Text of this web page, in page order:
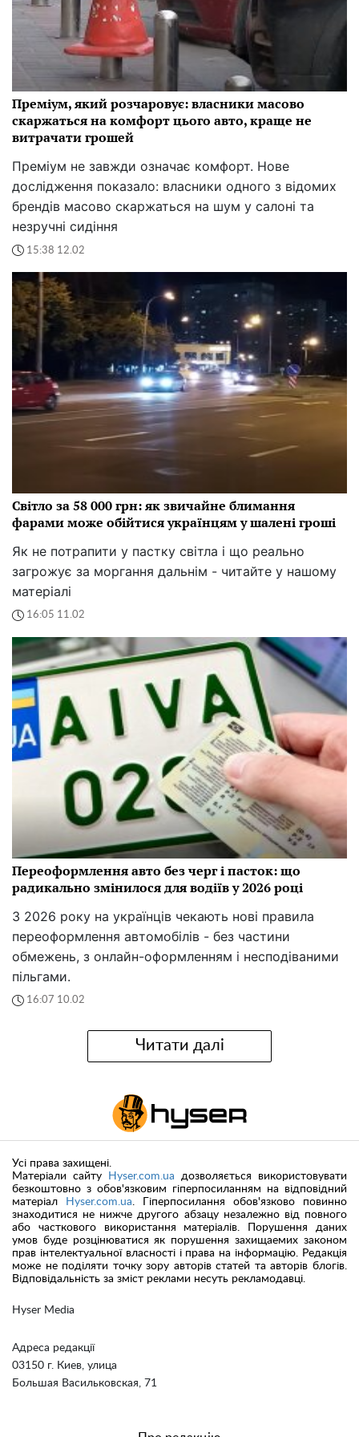
Преміум, який розчаровує: власники масово
скаржаться на комфорт цього авто, краще не
витрачати грошей
Преміум не завжди означає комфорт. Нове
дослідження показало: власники одного з відомих
брендів масово скаржаться на шум у салоні та
незручні сидіння
15:38 12.02
Світло за 58 000 грн: як звичайне блимання
фарами може обійтися українцям у шалені гроші
Як не потрапити у пастку світла і що реально
загрожує за моргання дальнім - читайте у нашому
матеріалі
16:05 11.02
Переоформлення авто без черг і пасток: що
радикально змінилося для водіїв у 2026 році
З 2026 року на українців чекають нові правила
переоформлення автомобілів - без частини
обмежень, з онлайн-оформленням і несподіваними
пільгами.
16:07 10.02
Читати далі
Hyser Media
Адреса редакції
03150 г. Киев, улица
Большая Васильковская, 71
Усі права захищені.
Матеріали сайту
Hyser.com.ua дозволяється використовувати
безкоштовно з обов'язковим гіперпосиланням на відповідний
матеріал
Hyser.com.ua. Гіперпосилання обов'язково повинно
знаходитися не нижче другого абзацу незалежно від повного
або часткового використання матеріалів. Порушення даних
умов буде розцінюватися як порушення захищаемих законом
прав інтелектуальної власності і права на інформацію. Редакція
може не поділяти точку зору авторів статей та авторів блогів.
Відповідальність за зміст реклами несуть рекламодавці.